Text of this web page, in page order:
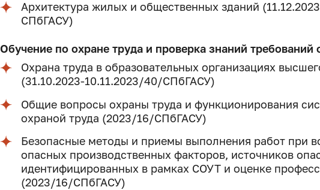
Архитектура жилых и общественных зданий
СПбГАСУ)
Обучение по охране труда и проверка знаний требований
Охрана труда в образовательных организациях
(31.10.2023-10.11.2023/40/СПбГАСУ)
Общие вопросы охраны труда и функционирования
охраной труда (2023/16/СПбГАСУ)
Безопасные методы и приемы выполнения работ при
опасных производственных факторов, источников
идентифицированных в рамках СОУТ и оценке
(2023/16/СПбГАСУ)